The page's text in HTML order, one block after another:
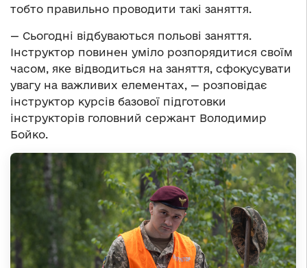
тобто правильно проводити такі заняття.
— Сьогодні відбуваються польові заняття.
Інструктор повинен уміло розпорядитися своїм
часом, яке відводиться на заняття, сфокусувати
увагу на важливих елементах, — розповідає
інструктор курсів базової підготовки
інструкторів головний сержант Володимир
Бойко.